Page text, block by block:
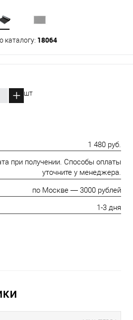
каталогу: 18064
шт
1 480 руб.
при получении. Способы оплаты
уточните у менеджера.
по Москве — 3000 рублей
1-3 дня